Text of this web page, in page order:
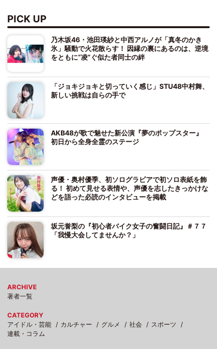
PICK UP
乃木坂46・池田瑛紗と中西アルノが「真冬のかき
氷」騒動で火花散らす！ 因縁の裏にあるのは、逆境
をともに“凌”ぐ似た者同士の絆
「ジョキジョキと切っていく感じ」STU48中村舞、
新しい挑戦は自らの手で
AKB48が歌で魅せた新公演『夢のポップスター』
初日から全身全霊のステージ
声優・奥村優季、初ソログラビアで初ソロ表紙を飾
る！ 初めて見せる表情や、声優を志したきっかけな
どを語った必読のインタビューを掲載
坂元誉梨の『初心者バイク女子の奮闘日記』＃７７
「我慢大会してませんか？」
ARCHIVE
著者一覧
CATEGORY
アイドル・芸能
カルチャー グルメ 社会
スポーツ
連載・コラム